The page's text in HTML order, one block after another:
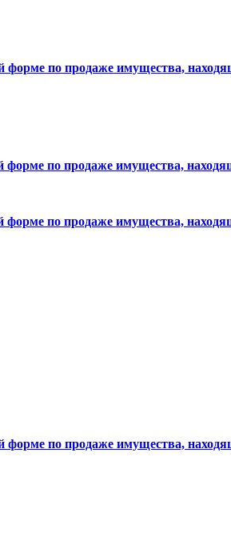
форме по продаже имущества,
по продаже имущества,
по продаже имущества,
форме по продаже имущества,